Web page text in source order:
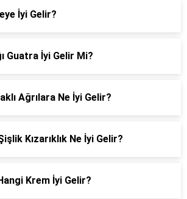
İyi Gelir?
Guatra İyi Gelir Mi?
Ağrılara Ne İyi Gelir?
Kızarıklık Ne İyi Gelir?
Krem İyi Gelir?